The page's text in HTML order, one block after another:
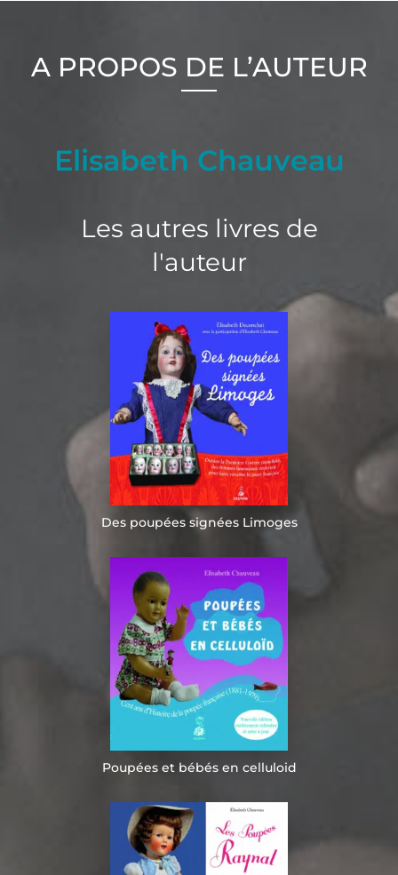
A PROPOS DE L’AUTEUR
Elisabeth Chauveau
Les autres livres de
l'auteur
Des poupées signées Limoges
Poupées et bébés en celluloid